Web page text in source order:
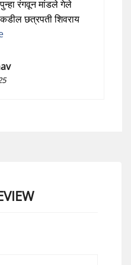
रंगवून मांडले गेले
छत्रपती शिवराय